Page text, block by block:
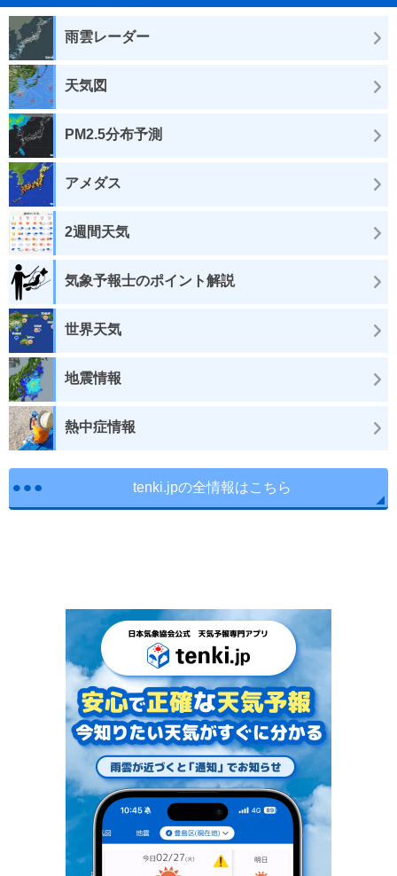
雨雲レーダー
天気図
PM2.5分布予測
アメダス
2週間天気
気象予報士のポイント解説
世界天気
地震情報
熱中症情報
tenki.jpの全情報はこちら